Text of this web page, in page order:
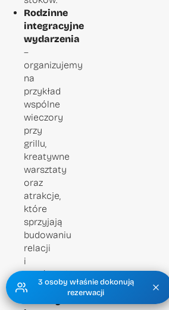
Rodzinne
integracyjne
wydarzenia
–
organizujemy
na
przykład
wspólne
wieczory
przy
grillu,
kreatywne
warsztaty
oraz
atrakcje,
które
sprzyjają
budowaniu
relacji
i
wspólnych
wspomnień.
3 osoby właśnie dokonują
rezerwacji